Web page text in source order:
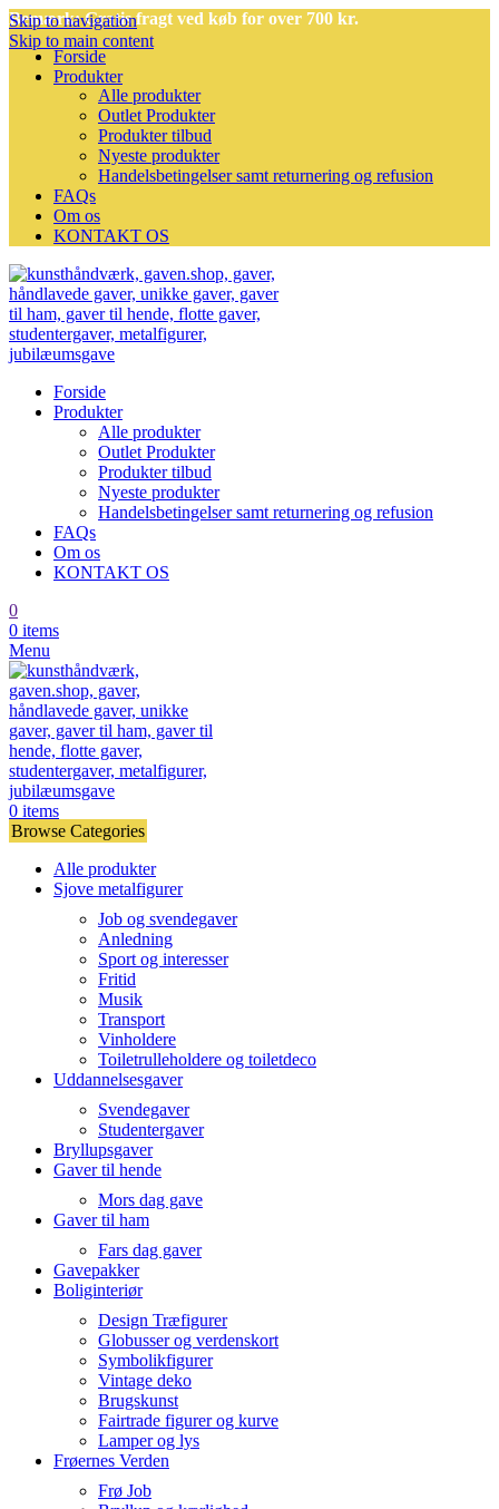
Skip to navigation
Skip to main content
Bemærk: Gratis fragt ved køb for over 700 kr.
Forside
Produkter
Alle produkter
Outlet Produkter
Produkter tilbud
Nyeste produkter
Handelsbetingelser samt returnering og refusion
FAQs
Om os
KONTAKT OS
Forside
Produkter
Alle produkter
Outlet Produkter
Produkter tilbud
Nyeste produkter
Handelsbetingelser samt returnering og refusion
FAQs
Om os
KONTAKT OS
0
0 items
Menu
0 items
Browse Categories
Alle produkter
Sjove metalfigurer
Job og svendegaver
Anledning
Sport og interesser
Fritid
Musik
Transport
Vinholdere
Toiletrulleholdere og toiletdeco
Uddannelsesgaver
Svendegaver
Studentergaver
Bryllupsgaver
Gaver til hende
Mors dag gave
Gaver til ham
Fars dag gaver
Gavepakker
Boliginteriør
Design Træfigurer
Globusser og verdenskort
Symbolikfigurer
Vintage deko
Brugskunst
Fairtrade figurer og kurve
Lamper og lys
Frøernes Verden
Frø Job